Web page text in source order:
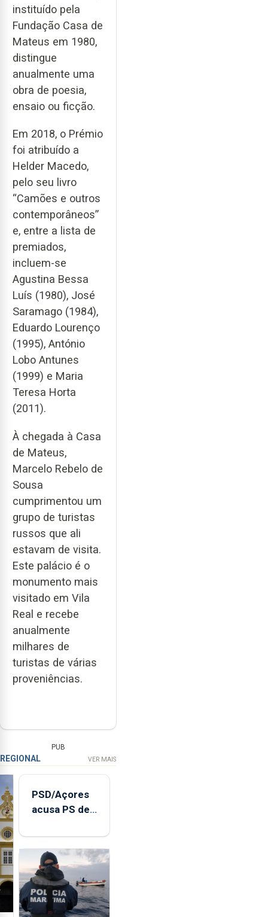
instituído pela
Fundação Casa de
Mateus em 1980,
distingue
anualmente uma
obra de poesia,
ensaio ou ficção.
Em 2018, o Prémio
foi atribuído a
Helder Macedo,
pelo seu livro
“Camões e outros
contemporâneos”
e, entre a lista de
premiados,
incluem-se
Agustina Bessa
Luís (1980), José
Saramago (1984),
Eduardo Lourenço
(1995), António
Lobo Antunes
(1999) e Maria
Teresa Horta
(2011).
À chegada à Casa
de Mateus,
Marcelo Rebelo de
Sousa
cumprimentou um
grupo de turistas
russos que ali
estavam de visita.
Este palácio é o
monumento mais
visitado em Vila
Real e recebe
anualmente
milhares de
turistas de várias
proveniências.
PUB
REGIONAL VER MAIS
PSD/Açores
acusa PS de
contraditória"
sobre
evolução
turística